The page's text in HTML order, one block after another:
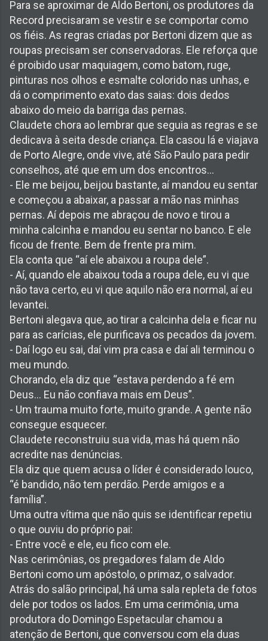
Para se aproximar de Aldo Bertoni, os produtores da
Record precisaram se vestir e se comportar como
os fiéis. As regras criadas por Bertoni dizem que as
roupas precisam ser conservadoras. Ele reforça que
é proibido usar maquiagem, como batom, ruge,
pinturas nos olhos e esmalte colorido nas unhas, e
dá o comprimento exato das saias: dois dedos
abaixo do meio da barriga das pernas.
Claudete chora ao lembrar que seguia as regras e se
dedicava à seita desde criança. Ela casou lá e viajava
de Porto Alegre, onde vive, até São Paulo para pedir
conselhos, até que em um dos encontros...
- Ele me beijou, beijou bastante, aí mandou eu sentar
e começou a abaixar, a passar a mão nas minhas
pernas. Aí depois me abraçou de novo e tirou a
minha calcinha e mandou eu sentar no banco. E ele
ficou de frente. Bem de frente pra mim.
Ela conta que “aí ele abaixou a roupa dele”.
- Aí, quando ele abaixou toda a roupa dele, eu vi que
não tava certo, eu vi que aquilo não era normal, aí eu
levantei.
Bertoni alegava que, ao tirar a calcinha dela e ficar nu
para as carícias, ele purificava os pecados da jovem.
- Daí logo eu sai, daí vim pra casa e daí ali terminou o
meu mundo.
Chorando, ela diz que “estava perdendo a fé em
Deus... Eu não confiava mais em Deus”.
- Um trauma muito forte, muito grande. A gente não
consegue esquecer.
Claudete reconstruiu sua vida, mas há quem não
acredite nas denúncias.
Ela diz que quem acusa o líder é considerado louco,
“é bandido, não tem perdão. Perde amigos e a
família”.
Uma outra vítima que não quis se identificar repetiu
o que ouviu do próprio pai:
- Entre você e ele, eu fico com ele.
Nas cerimônias, os pregadores falam de Aldo
Bertoni como um apóstolo, o primaz, o salvador.
Atrás do salão principal, há uma sala repleta de fotos
dele por todos os lados. Em uma cerimônia, uma
produtora do Domingo Espetacular chamou a
atenção de Bertoni, que conversou com ela duas